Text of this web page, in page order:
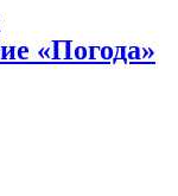
«Погода»